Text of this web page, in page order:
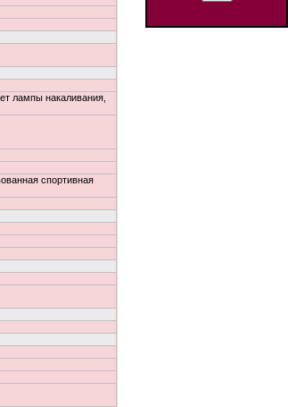
лампы накаливания,
спортивная